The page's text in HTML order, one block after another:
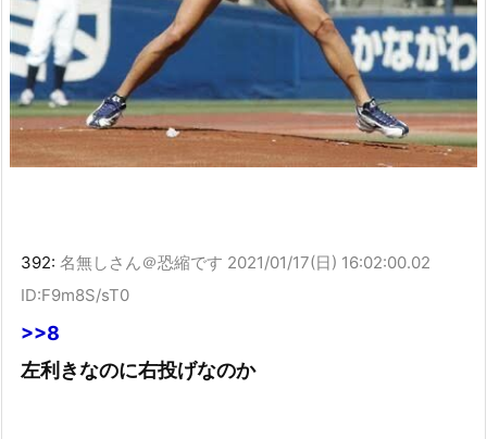
392: 名無しさん＠恐縮です 2021/01/17(日) 16:02:00.02
ID:F9m8S/sT0
>>8
左利きなのに右投げなのか